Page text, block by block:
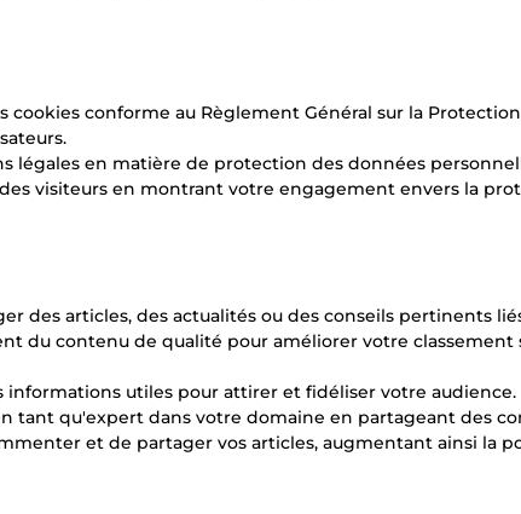
conforme au Règlement Général sur la
légales en matière de protection des données
visiteurs en montrant votre engagement envers la
des articles, des actualités ou des conseils pertinents
du contenu de qualité pour améliorer votre classement
informations utiles pour attirer et fidéliser votre audience.
tant qu'expert dans votre domaine en partageant des
et de partager vos articles, augmentant ainsi la